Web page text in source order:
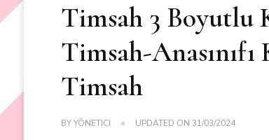
Timsah 3 Boyutlu
Timsah-
Timsah
BYYÖNETICI UPDATED ON 31/03/2024